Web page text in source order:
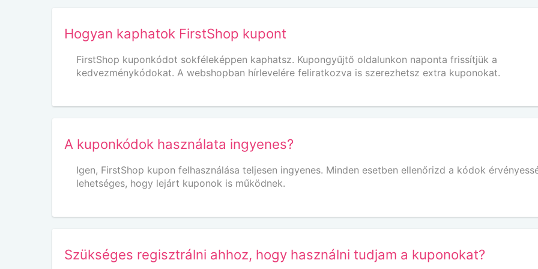
Hogyan kaphatok FirstShop kupont
FirstShop kuponkódot sokféleképpen kaphatsz. Kupongyűjtő oldalunkon naponta frissítjük a
kedvezménykódokat. A webshopban hírlevelére feliratkozva is szerezhetsz extra kuponokat.
A kuponkódok használata ingyenes?
Igen, FirstShop kupon felhasználása teljesen ingyenes. Minden esetben ellenőrizd a kódok
lehetséges, hogy lejárt kuponok is működnek.
Szükséges regisztrálni ahhoz, hogy használni tudjam a kuponokat?